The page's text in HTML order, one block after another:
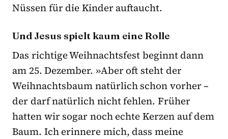
Nüssen für die Kinder auftaucht.
Und Jesus spielt kaum eine Rolle
Das richtige Weihnachtsfest beginnt dann
am 25. Dezember. »Aber oft steht der
Weihnachtsbaum natürlich schon vorher –
der darf natürlich nicht fehlen. Früher
hatten wir sogar noch echte Kerzen auf dem
Baum. Ich erinnere mich, dass meine